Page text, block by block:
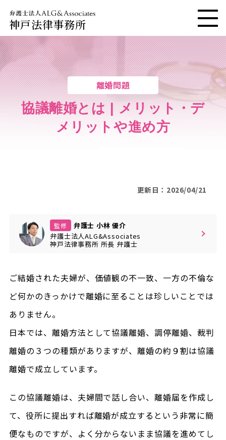
神戸法律事務所
離婚問題
協議離婚とは | メリット・デ
メリットや進め方
更新日：2026/04/21
監修
弁護士 小林 優介
弁護士法人ALG&Associates
神戸法律事務所 所長 弁護士
ご結婚された夫婦が、価値観の不一致、一方の不倫な
ど何かのきっかけで離婚に至ることは珍しいことでは
ありません。
日本では、離婚方法として協議離婚、調停離婚、裁判
離婚の３つの種類がありますが、離婚の約９割は協議
離婚で成立しています。
この協議離婚は、夫婦間で話し合い、離婚届を作成し
て、役所に提出すれば離婚が成立するという非常に簡
便なものですが、よく分からないまま協議を進めてし